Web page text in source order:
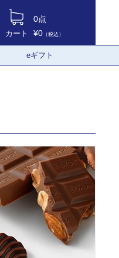
カート
0点
¥0 （税込）
eギフト